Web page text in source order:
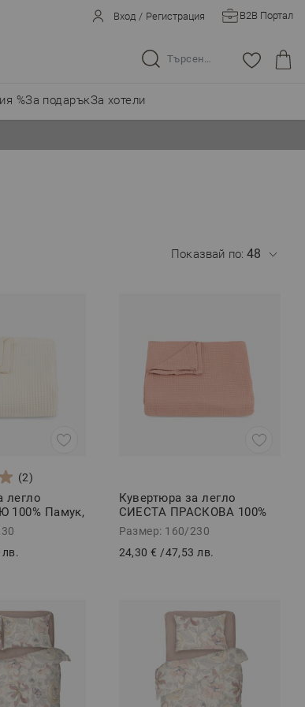
Вход / Регистрация B2B Портал
Търсене в целия магазин...
%За подаръкЗа хотели
Показвай по:
(2)
легло
100% Памук,
Кувертюра за легло
СИЕСТА ПРАСКОВА 100%
Памук, 160/230
Размер: 160/230
24,30 € /47,53 лв.